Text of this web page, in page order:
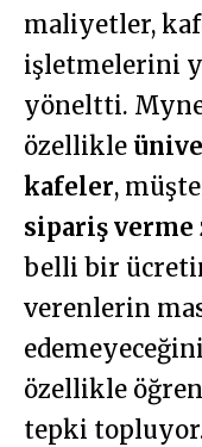
maliyetler,
işletmelerini
yöneltti.
özellikle
kafeler,
sipariş
belli bir
verenlerin
özellikle
tepki